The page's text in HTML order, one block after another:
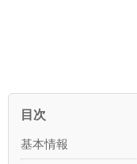
目次
基本情報